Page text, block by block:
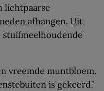
lichtpaarse
afhangen. Uit
vreemde muntbloem.
is gekeerd,’